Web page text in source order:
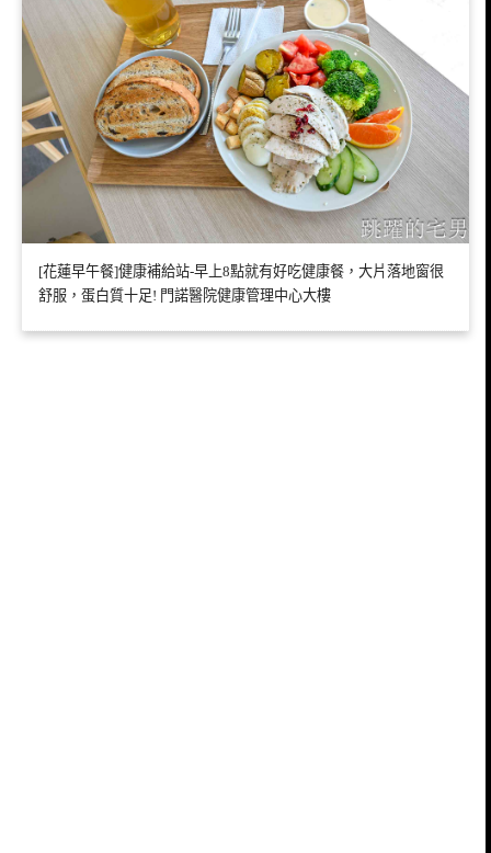
[花蓮早午餐]健康補給站-早上8點就有好吃健康餐，大片落地窗很
舒服，蛋白質十足! 門諾醫院健康管理中心大樓